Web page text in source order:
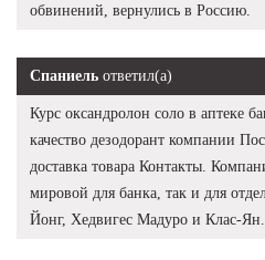
обвинений, вернулись в Россию.
Спаниель ответил(а)
Курс оксандролон соло в аптеке
качество дезодорант компании
доставка товара Контакты.
мировой для банка, так и для
Йонг, Хедвигес Мадуро и Клас-Ян.